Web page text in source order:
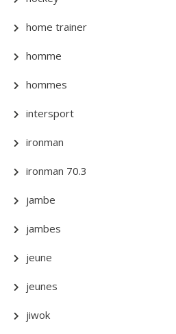
home trainer
homme
hommes
intersport
ironman
ironman 70.3
jambe
jambes
jeune
jeunes
jiwok